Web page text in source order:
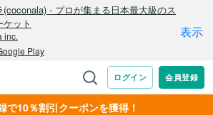
で10％割引クーポンを獲得！